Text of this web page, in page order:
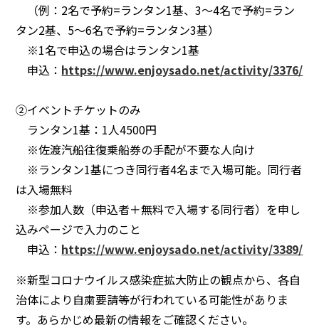
（例：2名で予約=ランタン1基、3～4名で予約=ラン
タン2基、5～6名で予約=ランタン3基）
※1名で申込の場合はランタン1基
申込： https://www.enjoysado.net/activity/3376/
②イベントチケットのみ
ランタン1基：1人4500円
※佐渡汽船往復乗船券の手配が不要な人向け
※ランタン1基につき同行者4名まで⼊場可能。同行者
は入場無料
※参加⼈数（申込者＋無料で入場する同行者）を申し
込みページで⼊⼒のこと
申込： https://www.enjoysado.net/activity/3389/
※新型コロナウイルス感染症拡大防止の観点から、各自
治体により自粛要請等が行われている可能性がありま
す。あらかじめ最新の情報をご確認ください。